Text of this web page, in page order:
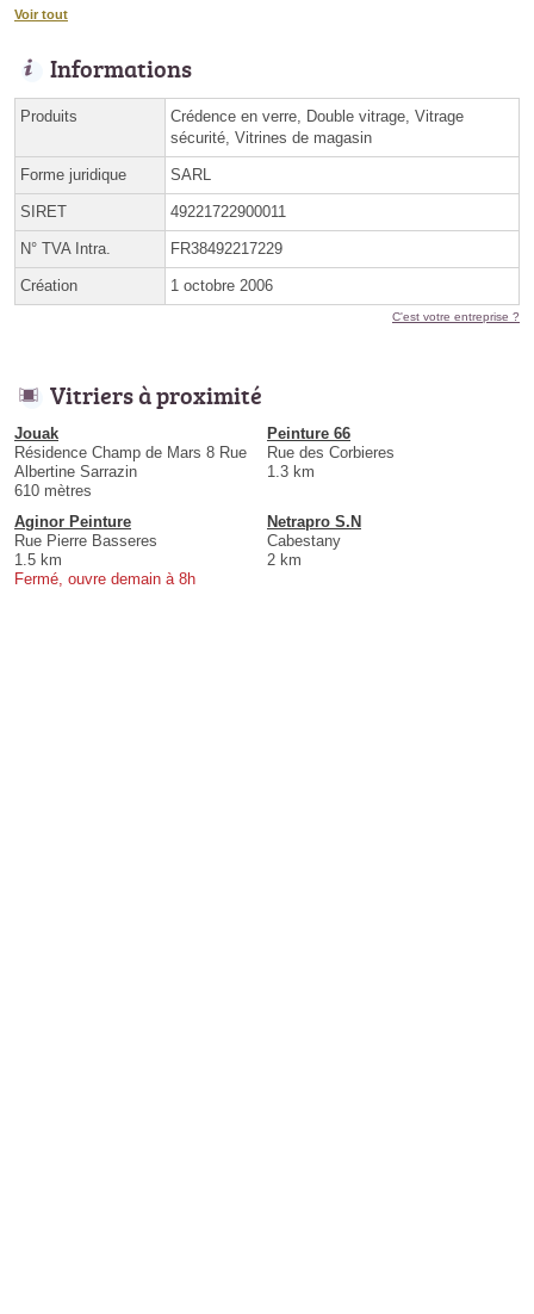
Voir tout
Informations
Produits
Crédence en verre, Double vitrage, Vitrage
sécurité, Vitrines de magasin
Forme juridique SARL
SIRET 49221722900011
N° TVA Intra. FR38492217229
Création 1 octobre 2006
C'est votre entreprise ?
Vitriers à proximité
Jouak
Résidence Champ de Mars 8 Rue
Albertine Sarrazin
610 mètres
Peinture 66
Rue des Corbieres
1.3 km
Aginor Peinture
Rue Pierre Basseres
1.5 km
Fermé, ouvre demain à 8h
Netrapro S.N
Cabestany
2 km